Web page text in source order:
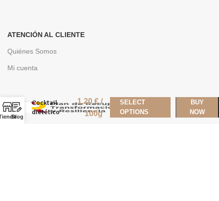
ATENCIÓN AL CLIENTE
Quiénes Somos
Mi cuenta
Blog
Cocktail
dietético
1,20€/
100g
SELECT
OPTIONS
BUY
NOW